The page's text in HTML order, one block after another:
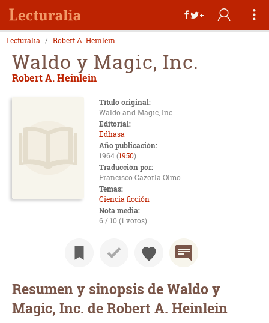
Lecturalia Robert A. Heinlein
Waldo y Magic, Inc.
Robert A. Heinlein
Título original:
Waldo and Magic, Inc
Editorial:
Edhasa
Año publicación:
1964 (1950)
Traducción por:
Francisco Cazorla Olmo
Temas:
Ciencia ficción
Nota media:
6 / 10 (1 votos)
Resumen y sinopsis de Waldo y
Magic, Inc. de Robert A. Heinlein